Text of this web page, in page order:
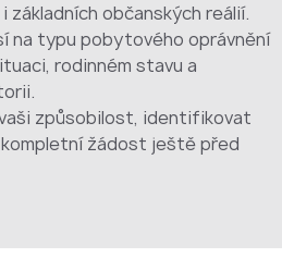
základních občanských reálií.
na typu pobytového oprávnění
rodinném stavu a
způsobilost, identifikovat
žádost ještě před